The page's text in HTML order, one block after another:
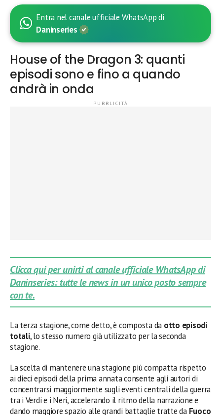
Entra nel canale ufficiale WhatsApp di
Daninseries
House of the Dragon 3: quanti
episodi sono e fino a quando
andrà in onda
Clicca qui per unirti al canale ufficiale WhatsApp di
Daninseries: tutte le news in un unico posto sempre
con te.
La terza stagione, come detto, è composta da otto episodi
totali, lo stesso numero già utilizzato per la seconda
stagione.
La scelta di mantenere una stagione più compatta rispetto
ai dieci episodi della prima annata consente agli autori di
concentrarsi maggiormente sugli eventi centrali della guerra
tra i Verdi e i Neri, accelerando il ritmo della narrazione e
dando maggiore spazio alle grandi battaglie tratte da Fuoco